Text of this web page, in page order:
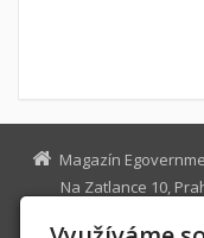
Magazín
Na Zatlance 10,